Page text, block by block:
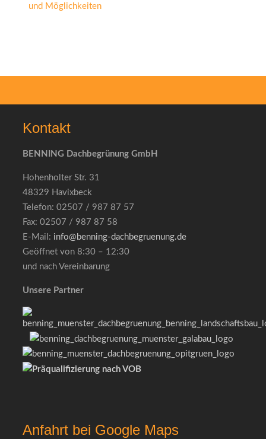
und Möglichkeiten
Kontakt
BENNING Dachbegrünung GmbH
Hohenholter Str. 31
48329 Havixbeck
Telefon: 02507 / 987 87 57
Fax: 02507 / 987 87 58
E-Mail: info@benning-dachbegruenung.de
Geöffnet von 8:30 – 12:30
und nach Vereinbarung
Unsere Partner
Anfahrt bei Google Maps